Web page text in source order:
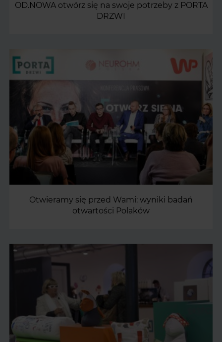
OD.NOWA otwórz się na swoje potrzeby z PORTA
DRZWI
Otwieramy się przed Wami: wyniki badań
otwartości Polaków